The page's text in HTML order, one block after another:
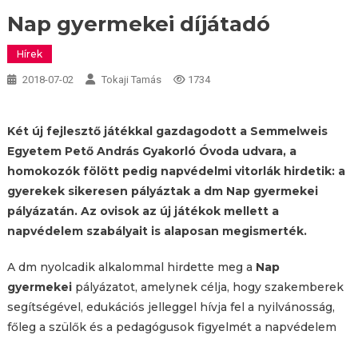
Nap gyermekei díjátadó
Hírek
2018-07-02 Tokaji Tamás 1734
Két új fejlesztő játékkal gazdagodott a Semmelweis
Egyetem Pető András Gyakorló Óvoda udvara, a
homokozók fölött pedig napvédelmi vitorlák hirdetik: a
gyerekek sikeresen pályáztak a dm Nap gyermekei
pályázatán. Az ovisok az új játékok mellett a
napvédelem szabályait is alaposan megismerték.
A dm nyolcadik alkalommal hirdette meg a Nap
gyermekeipályázatot, amelynek célja, hogy szakemberek
segítségével, edukációs jelleggel hívja fel a nyilvánosság,
főleg a szülők és a pedagógusok figyelmét a napvédelem